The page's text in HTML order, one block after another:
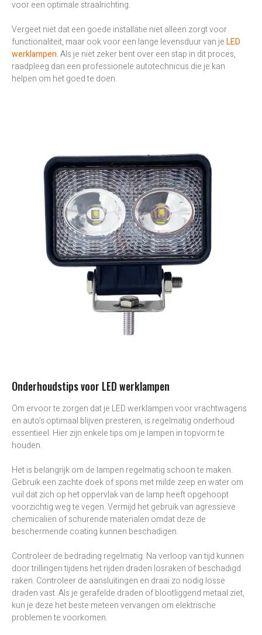
voor een optimale straalrichting.
Vergeet niet dat een goede installatie niet alleen zorgt voor
functionaliteit, maar ook voor een lange levensduur van jeLED
werklampen.Als je niet zeker bent over een stap in dit proces,
raadpleeg dan een professionele autotechnicus die je kan
helpen om het goed te doen.
Onderhoudstips voor LED werklampen
Om ervoor te zorgen dat je LED werklampen voor vrachtwagens
en auto’s optimaal blijven presteren, is regelmatig onderhoud
essentieel. Hier zijn enkele tips om je lampen in topvorm te
houden.
Het is belangrijk om de lampen regelmatig schoon te maken.
Gebruik een zachte doek of spons met milde zeep en water om
vuil dat zich op het oppervlak van de lamp heeft opgehoopt
voorzichtig weg te vegen. Vermijd het gebruik van agressieve
chemicaliën of schurende materialen omdat deze de
beschermende coating kunnen beschadigen.
Controleer de bedrading regelmatig. Na verloop van tijd kunnen
door trillingen tijdens het rijden draden losraken of beschadigd
raken. Controleer de aansluitingen en draai zo nodig losse
draden vast. Als je gerafelde draden of blootliggend metaal ziet,
kun je deze het beste meteen vervangen om elektrische
problemen te voorkomen.